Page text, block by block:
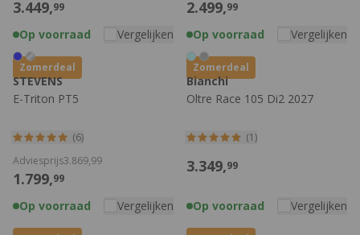
3.449,99
Op voorraad Vergelijken
2.499,99
Op voorraad Vergelijken
Zomerdeal
STEVENS
E-Triton PT5
(6)
1.799,99
Adviesprijs3.869,99
Op voorraad Vergelijken
Zomerdeal
Bianchi
Oltre Race 105 Di2 2027
(1)
3.349,99
Op voorraad Vergelijken